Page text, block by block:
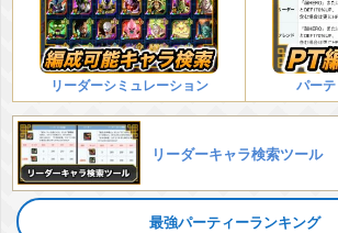
リーダーシミュレーション パー
リーダーキャラ検索ツール
最強パーティーランキング